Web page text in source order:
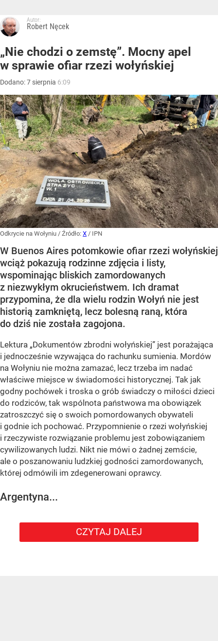
Autor:
Robert Nęcek
„Nie chodzi o zemstę”. Mocny apel
w sprawie ofiar rzezi wołyńskiej
Dodano:7 sierpnia 6:09
Odkrycie na Wołyniu / Źródło: X / IPN
W Buenos Aires potomkowie ofiar rzezi wołyńskiej
wciąż pokazują rodzinne zdjęcia i listy,
wspominając bliskich zamordowanych
z niezwykłym okrucieństwem. Ich dramat
przypomina, że dla wielu rodzin Wołyń nie jest
historią zamkniętą, lecz bolesną raną, która
do dziś nie została zagojona.
Lektura „Dokumentów zbrodni wołyńskiej” jest porażająca
i jednocześnie wzywająca do rachunku sumienia. Mordów
na Wołyniu nie można zamazać, lecz trzeba im nadać
właściwe miejsce w świadomości historycznej. Tak jak
godny pochówek i troska o grób świadczy o miłości dzieci
do rodziców, tak wspólnota państwowa ma obowiązek
zatroszczyć się o swoich pomordowanych obywateli
i godnie ich pochować. Przypomnienie o rzezi wołyńskiej
i rzeczywiste rozwiązanie problemu jest zobowiązaniem
cywilizowanych ludzi. Nikt nie mówi o żadnej zemście,
ale o poszanowaniu ludzkiej godności zamordowanych,
której odmówili im zdegenerowani oprawcy.
Argentyna...
CZYTAJ DALEJ